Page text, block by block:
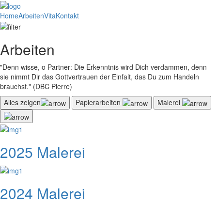
HomeArbeitenVitaKontakt
Arbeiten
"Denn wisse, o Partner: Die Erkenntnis wird Dich verdammen, denn
sie nimmt Dir das Gottvertrauen der Einfalt, das Du zum Handeln
brauchst." (DBC Pierre)
Alles zeigen
Papierarbeiten Malerei
2025 Malerei
2024 Malerei